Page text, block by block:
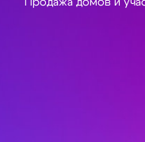
Продажа домов и